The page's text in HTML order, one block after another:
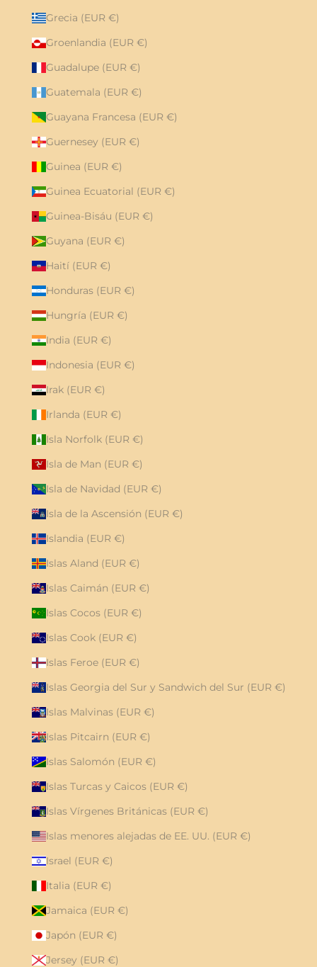
Grecia (EUR €)
Groenlandia (EUR €)
Guadalupe (EUR €)
Guatemala (EUR €)
Guayana Francesa (EUR €)
Guernesey (EUR €)
Guinea (EUR €)
Guinea Ecuatorial (EUR €)
Guinea-Bisáu (EUR €)
Guyana (EUR €)
Haití (EUR €)
Honduras (EUR €)
Hungría (EUR €)
India (EUR €)
Indonesia (EUR €)
Irak (EUR €)
Irlanda (EUR €)
Isla Norfolk (EUR €)
Isla de Man (EUR €)
Isla de Navidad (EUR €)
Isla de la Ascensión (EUR €)
Islandia (EUR €)
Islas Aland (EUR €)
Islas Caimán (EUR €)
Islas Cocos (EUR €)
Islas Cook (EUR €)
Islas Feroe (EUR €)
Islas Georgia del Sur y Sandwich del Sur (EUR €)
Islas Malvinas (EUR €)
Islas Pitcairn (EUR €)
Islas Salomón (EUR €)
Islas Turcas y Caicos (EUR €)
Islas Vírgenes Británicas (EUR €)
Islas menores alejadas de EE. UU. (EUR €)
Israel (EUR €)
Italia (EUR €)
Jamaica (EUR €)
Japón (EUR €)
Jersey (EUR €)